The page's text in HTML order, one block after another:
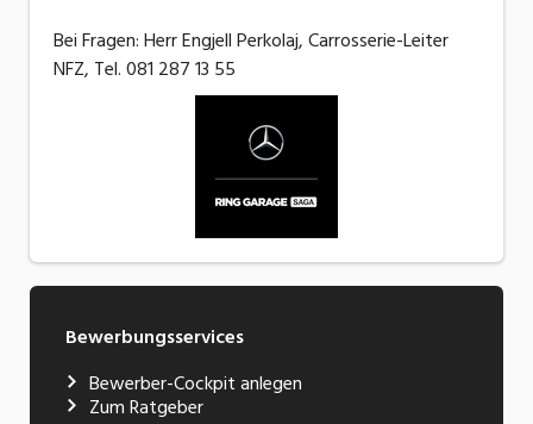
Bei Fragen: Herr Engjell Perkolaj, Carrosserie-Leiter
NFZ, Tel. 081 287 13 55
Bewerbungsservices
Bewerber-Cockpit anlegen
Zum Ratgeber